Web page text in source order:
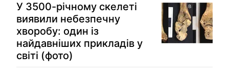
У 3500-річному скелеті
виявили небезпечну
хворобу: один із
найдавніших прикладів у
світі (фото)